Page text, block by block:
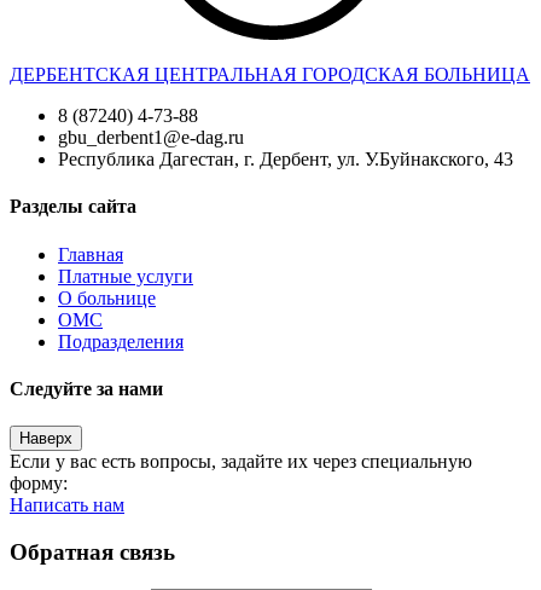
ДЕРБЕНТСКАЯ ЦЕНТРАЛЬНАЯ ГОРОДСКАЯ БОЛЬНИЦА
8 (87240) 4-73-88
gbu_derbent1@e-dag.ru
Республика Дагестан, г. Дербент, ул. У.Буйнакского, 43
Разделы сайта
Главная
Платные услуги
О больнице
ОМС
Подразделения
Следуйте за нами
Наверх
Если у вас есть вопросы, задайте их через специальную
форму:
Написать нам
Обратная связь